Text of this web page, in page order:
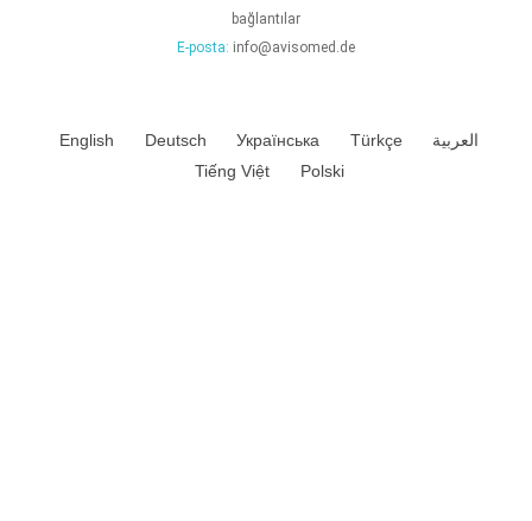
bağlantılar
E-posta: info@avisomed.de
English Deutsch Українська Türkçe
العربية
Tiếng Việt
Polski